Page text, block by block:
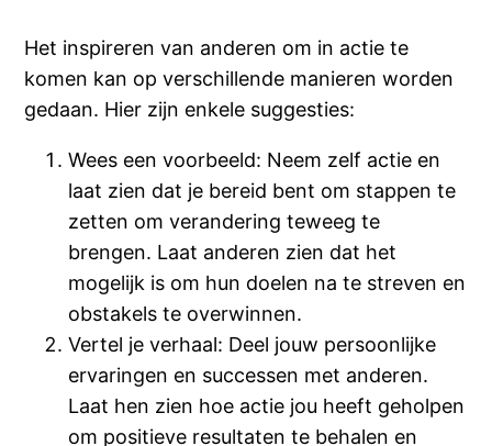
Het inspireren van anderen om in actie te
komen kan op verschillende manieren worden
gedaan. Hier zijn enkele suggesties:
Wees een voorbeeld: Neem zelf actie en
laat zien dat je bereid bent om stappen te
zetten om verandering teweeg te
brengen. Laat anderen zien dat het
mogelijk is om hun doelen na te streven en
obstakels te overwinnen.
Vertel je verhaal: Deel jouw persoonlijke
ervaringen en successen met anderen.
Laat hen zien hoe actie jou heeft geholpen
om positieve resultaten te behalen en